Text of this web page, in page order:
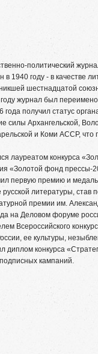
политический
1940 году - в качестве
шестнадцатой
журнал был
получил статус
силы Архангельской,
и Коми АССР, что
лауреатом конкурса
«Золотой фонд прессы-
первую премию и
русской литературы, став
премии им.
на Деловом форуме
Всероссийского
ее культуры,
диплом конкурса
кампаний.